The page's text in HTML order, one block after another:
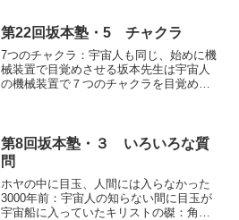
第22回坂本塾・5 チャクラ
7つのチャクラ：宇宙人も同じ、始めに機
械装置で目覚めさせる坂本先生は宇宙人
の機械装置で７つのチャクラを目覚めさ
坂本先生は半年かかった...
第8回坂本塾・３ いろいろな質
問
ホヤの中に目玉、人間には入らなかった
3000年前：宇宙人の知らない間に目玉が
宇宙船に入っていたキリストの磔：角材